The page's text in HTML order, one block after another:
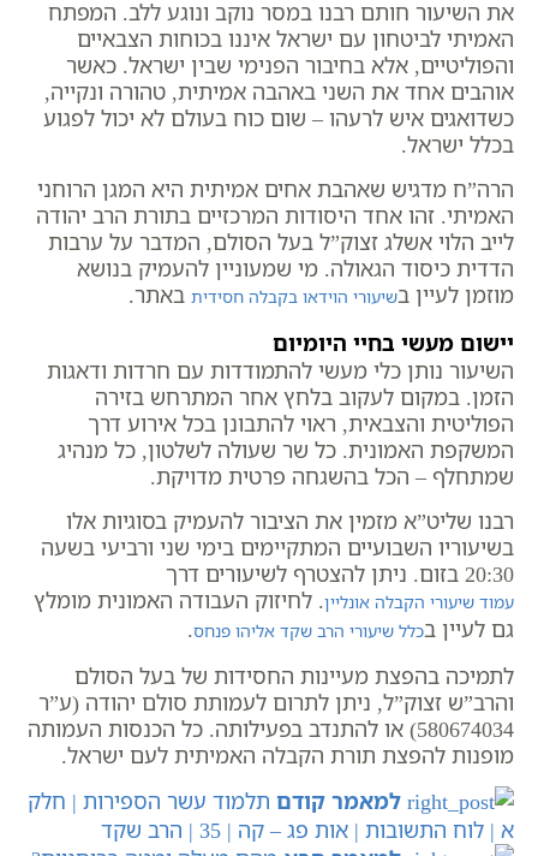
את השיעור חותם רבנו במסר נוקב ונוגע ללב. המפתח
האמיתי לביטחון עם ישראל איננו בכוחות הצבאיים
והפוליטיים, אלא בחיבור הפנימי שבין ישראל. כאשר
אוהבים אחד את השני באהבה אמיתית, טהורה ונקייה,
כשדואגים איש לרעהו – שום כוח בעולם לא יכול לפגוע
בכלל ישראל.
הרה”ח מדגיש שאהבת אחים אמיתית היא המגן הרוחני
האמיתי. זהו אחד היסודות המרכזיים בתורת הרב יהודה
לייב הלוי אשלג זצוק”ל בעל הסולם, המדבר על ערבות
הדדית כיסוד הגאולה. מי שמעוניין להעמיק בנושא
מוזמן לעיין בשיעורי הוידאו בקבלה חסידית באתר.
יישום מעשי בחיי היומיום
השיעור נותן כלי מעשי להתמודדות עם חרדות ודאגות
הזמן. במקום לעקוב בלחץ אחר המתרחש בזירה
הפוליטית והצבאית, ראוי להתבונן בכל אירוע דרך
המשקפת האמונית. כל שר שעולה לשלטון, כל מנהיג
שמתחלף – הכל בהשגחה פרטית מדויקת.
רבנו שליט”א מזמין את הציבור להעמיק בסוגיות אלו
בשיעוריו השבועיים המתקיימים בימי שני ורביעי בשעה
20:30 בזום. ניתן להצטרף לשיעורים דרך
עמוד שיעורי הקבלה אונליין. לחיזוק העבודה האמונית מומלץ
גם לעיין בכלל שיעורי הרב שקד אליהו פנחס.
לתמיכה בהפצת מעיינות החסידות של בעל הסולם
והרב”ש זצוק”ל, ניתן לתרום לעמותת סולם יהודה (ע”ר
580674034) או להתנדב בפעילותה. כל הכנסות העמותה
מופנות להפצת תורת הקבלה האמיתית לעם ישראל.
למאמר קודם תלמוד עשר הספירות | חלק
א | לוח התשובות | אות פג – קה | 35 | הרב שקד